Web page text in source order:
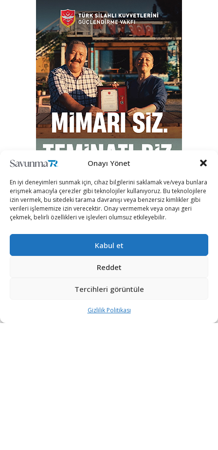
Onayı Yönet
En iyi deneyimleri sunmak için, cihaz bilgilerini saklamak ve/veya bunlara
erişmek amacıyla çerezler gibi teknolojiler kullanıyoruz. Bu teknolojilere
izin vermek, bu sitedeki tarama davranışı veya benzersiz kimlikler gibi
verileri işlememize izin verecektir. Onay vermemek veya onayı geri
çekmek, belirli özellikleri ve işlevleri olumsuz etkileyebilir.
Kabul et
Reddet
Tercihleri görüntüle
Gizlilik Politikası